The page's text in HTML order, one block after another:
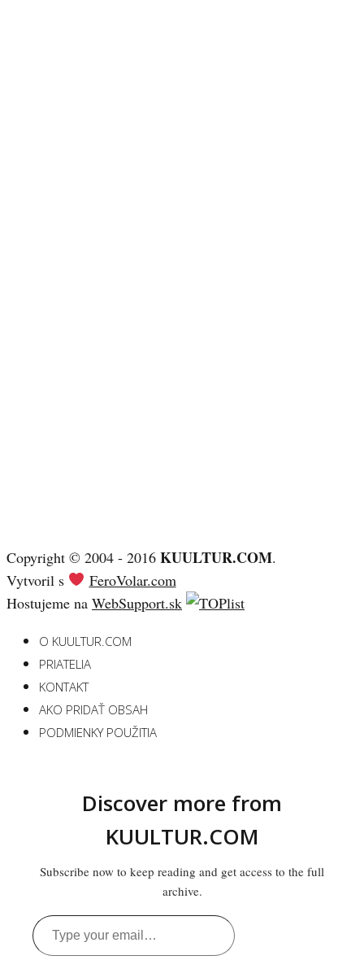
Copyright © 2004 - 2016 KUULTUR.COM.
Vytvoril s
FeroVolar.com
Hostujeme na WebSupport.sk
O KUULTUR.COM
PRIATELIA
KONTAKT
AKO PRIDAŤ OBSAH
PODMIENKY POUŽITIA
Discover more from
KUULTUR.COM
Subscribe now to keep reading and get access to the full
archive.
Type
your